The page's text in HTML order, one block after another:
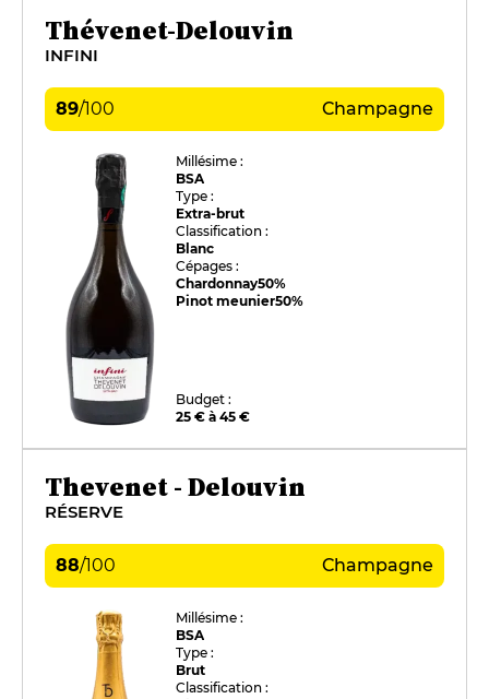
Thévenet-Delouvin
INFINI
89/100 Champagne
Millésime :
BSA
Type :
Extra-brut
Classification :
Blanc
Cépages :
Chardonnay50%
Pinot meunier50%
Budget :
25 € à 45 €
Thevenet - Delouvin
RÉSERVE
88/100 Champagne
Millésime :
BSA
Type :
Brut
Classification :